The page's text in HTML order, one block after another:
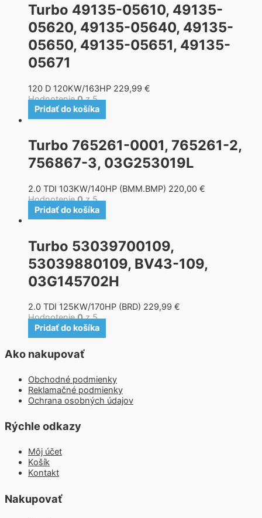
Turbo 49135-05610, 49135-
05620, 49135-05640, 49135-
05650, 49135-05651, 49135-
05671
120 D 120KW/163HP 229,99 €
Hodnotenie0z 5
Pridať do košíka
Turbo 765261-0001, 765261-2,
756867-3, 03G253019L
2.0 TDI 103KW/140HP (BMM.BMP) 220,00 €
Hodnotenie0z 5
Pridať do košíka
Turbo 53039700109,
53039880109, BV43-109,
03G145702H
2.0 TDI 125KW/170HP (BRD) 229,99 €
Hodnotenie0z 5
Pridať do košíka
Ako nakupovať
Obchodné podmienky
Reklamačné podmienky
Ochrana osobných údajov
Rýchle odkazy
Môj účet
Košík
Kontakt
Nakupovať